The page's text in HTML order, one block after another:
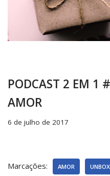
PODCAST 2 EM 1
AMOR
6 de julho de 2017
Marcações: AMOR